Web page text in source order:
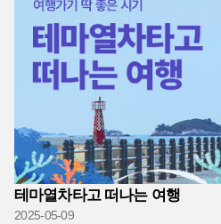
테마열차타고 떠나는 여행
2025-05-09